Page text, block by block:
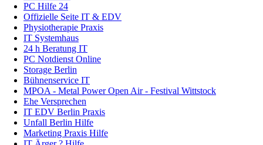
PC Hilfe 24
Offizielle Seite IT & EDV
Physiotherapie Praxis
IT Systemhaus
24 h Beratung IT
PC Notdienst Online
Storage Berlin
Bühnenservice IT
MPOA - Metal Power Open Air - Festival Wittstock
Ehe Versprechen
IT EDV Berlin Praxis
Unfall Berlin Hilfe
Marketing Praxis Hilfe